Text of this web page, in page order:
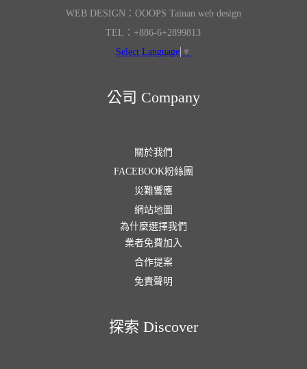
WEB DESIGN：OOOPS Tainan web design
TEL：+886-6+2899813
Select Language ▼
公司 Company
關於我們
FACEBOOK粉絲團
災難響應
網站地圖
為什麼選擇我們
業者免費加入
合作提案
免責聲明
探索 Discover